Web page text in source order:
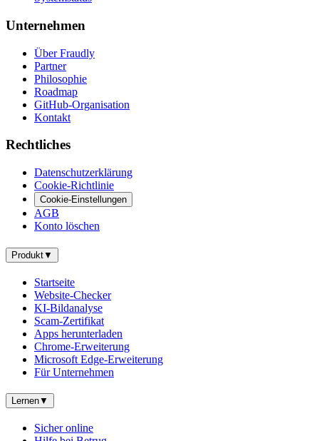
Unternehmen
Über Fraudly
Partner
Philosophie
Roadmap
GitHub-Organisation
Kontakt
Rechtliches
Datenschutzerklärung
Cookie-Richtlinie
Cookie-Einstellungen
AGB
Konto löschen
Produkt▼
Startseite
Website-Checker
KI-Bildanalyse
Scam-Zertifikat
Apps herunterladen
Chrome-Erweiterung
Microsoft Edge-Erweiterung
Für Unternehmen
Lernen▼
Sicher online